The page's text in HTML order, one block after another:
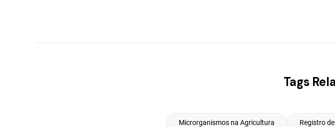
Tags
Microrganismos na Agricultura Registro